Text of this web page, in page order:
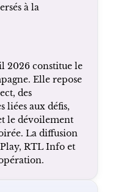
à la
2026 constitue le
Elle repose
des
liées aux défis,
le dévoilement
La diffusion
RTL Info et